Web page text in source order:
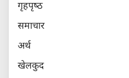
गृहपृष्‍ठ
समाचार
अर्थ
खेलकुद